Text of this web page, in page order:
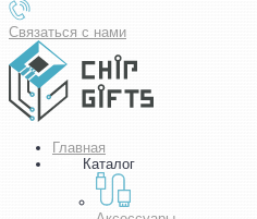
Связаться с нами
Главная
Каталог